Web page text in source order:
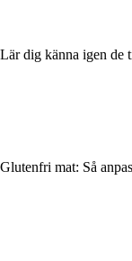
Lär dig känna igen de
Glutenfri mat: Så